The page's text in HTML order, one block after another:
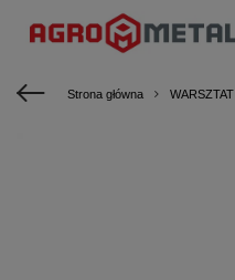
Strona główna WARSZTAT